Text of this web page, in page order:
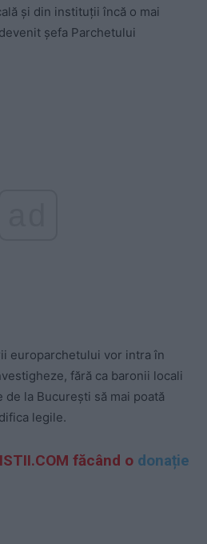
și din instituții încă o mai
șefa Parchetului
europarchetului vor intra în
fără ca baronii locali
la București să mai poată
legile.
făcând o donație